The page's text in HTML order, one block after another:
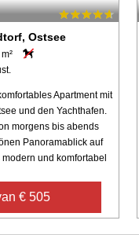
Ostsee
Apartment mit
und den Yachthafen.
morgens bis abends
Panoramablick auf
und komfortabel
€ 505